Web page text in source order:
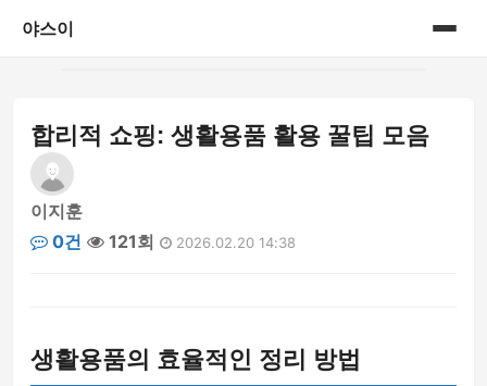
야스이
게시판
합리적 쇼핑: 생활용품 활용 꿀팁 모음
이지훈
0건
121회 2026.02.20 14:38
생활용품의 효율적인 정리 방법